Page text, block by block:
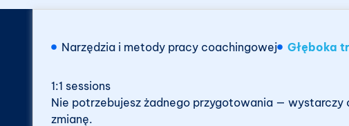
Narzędzia i metody pracy coachingowej Głęboka
1:1 sessions
Nie potrzebujesz żadnego przygotowania —
zmianę.